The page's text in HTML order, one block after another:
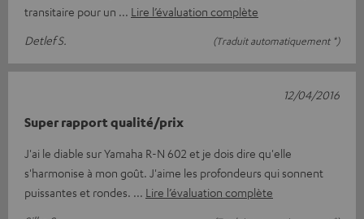
transitaire pour un
Lire l’évaluation complète
Detlef S.
(Traduit automatiquement *)
Super rapport qualité/prix
J'ai le diable sur Yamaha R-N 602 et je dois dire qu'elle
s'harmonise à mon goût. J'aime les profondeurs qui sonnent
puissantes et rondes.
Lire l’évaluation complète
12/04/2016